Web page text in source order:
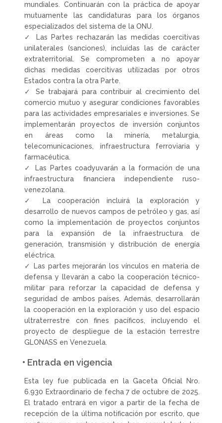
mundiales. Continuarán con la práctica de apoyar
mutuamente las candidaturas para los órganos
especializados del sistema de la ONU.
✓ Las Partes rechazarán las medidas coercitivas
unilaterales (sanciones), incluidas las de carácter
extraterritorial. Se comprometen a no apoyar
dichas medidas coercitivas utilizadas por otros
Estados contra la otra Parte.
✓ Se trabajará para contribuir al crecimiento del
comercio mutuo y asegurar condiciones favorables
para las actividades empresariales e inversiones. Se
implementarán proyectos de inversión conjuntos
en áreas como la minería, metalurgia,
telecomunicaciones, infraestructura ferroviaria y
farmacéutica.
✓ Las Partes coadyuvarán a la formación de una
infraestructura financiera independiente ruso-
venezolana.
✓ La cooperación incluirá la exploración y
desarrollo de nuevos campos de petróleo y gas, así
como la implementación de proyectos conjuntos
para la expansión de la infraestructura de
generación, transmisión y distribución de energía
eléctrica.
✓ Las partes mejorarán los vínculos en materia de
defensa y llevarán a cabo la cooperación técnico-
militar para reforzar la capacidad de defensa y
seguridad de ambos países. Además, desarrollarán
la cooperación en la exploración y uso del espacio
ultraterrestre con fines pacíficos, incluyendo el
proyecto de despliegue de la estación terrestre
GLONASS en Venezuela.
• Entrada en vigencia
Esta ley fue publicada en la Gaceta Oficial Nro.
6.930 Extraordinario de fecha 7 de octubre de 2025.
El tratado entrará en vigor a partir de la fecha de
recepción de la última notificación por escrito, que